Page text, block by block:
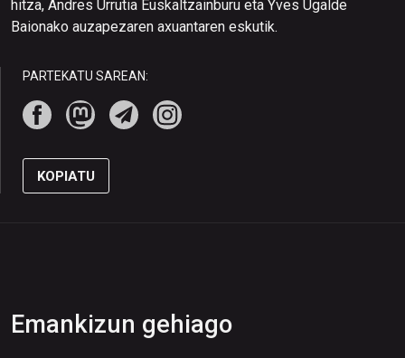
hitza, Andres Urrutia Euskaltzainburu eta Yves Ugalde
Baionako auzapezaren axuantaren eskutik.
PARTEKATU SAREAN:
KOPIATU
Emankizun gehiago